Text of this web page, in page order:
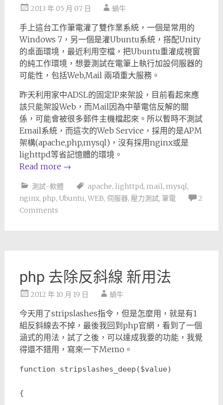
2013 年 05 月 07 日 蝸牛
手上這台工作筆電灌了雙作業系統，一個是常用的
Windows 7，另一個是灌Ubuntu系統，搭配Unity
的桌面環境，最近利用空檔，把Ubuntu重灌成視窗
的純工作環境，想要測試在電筆上執行加設伺服器的
可能性，包括Web,Mail 兩項重大服務。
昨天利用家中ADSL的固定IP來架設，目前看起來應
該只能架設Web，而Mail因為中華電信反解的關
係，可能會被很多郵件主機檔起來。所以暫時不測試
Email系統，而這次的Web Service，採用的是APM
架構(apache,php,mysql)，沒有採用nginx或是
lighttpd等省記憶體的環境。
Read more →
測試-軟體 apache, lighttpd, mail, mysql,
nginx, php, Ubuntu, WEB, 伺服器, 壓力測試, 筆電
2
Comments
php 去除反斜線 新用法
2012 年 10 月 19 日 蝸牛
今天用了stripslashes指令，但是怎麼用，就是有1
組反斜線去不掉，最後我回到php官網，看到了一個
涵式的用法，試了之後，可以達成我要的功能，我覺
得還不錯用，寫來一下Memo。
function stripslashes_deep($value)
{